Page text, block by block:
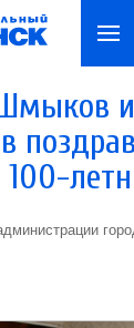
100-